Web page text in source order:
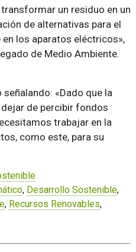
un residuo en un
de alternativas para el
los aparatos eléctricos»,
de Medio Ambiente.
«Dado que la
de percibir fondos
trabajar en la
como este, para su
, Desarrollo Sostenible,
, Recursos Renovables,